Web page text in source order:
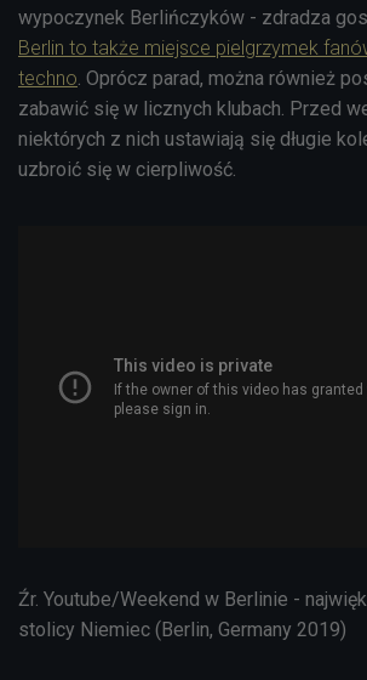
wypoczynek Berlińczyków - zdradza
Berlin to także miejsce pielgrzymek
techno. Oprócz parad, można również
zabawić się w licznych klubach. Przed
niektórych z nich ustawiają się długie
uzbroić się w cierpliwość.
Źr. Youtube/Weekend w Berlinie -
stolicy Niemiec (Berlin, Germany 2019)